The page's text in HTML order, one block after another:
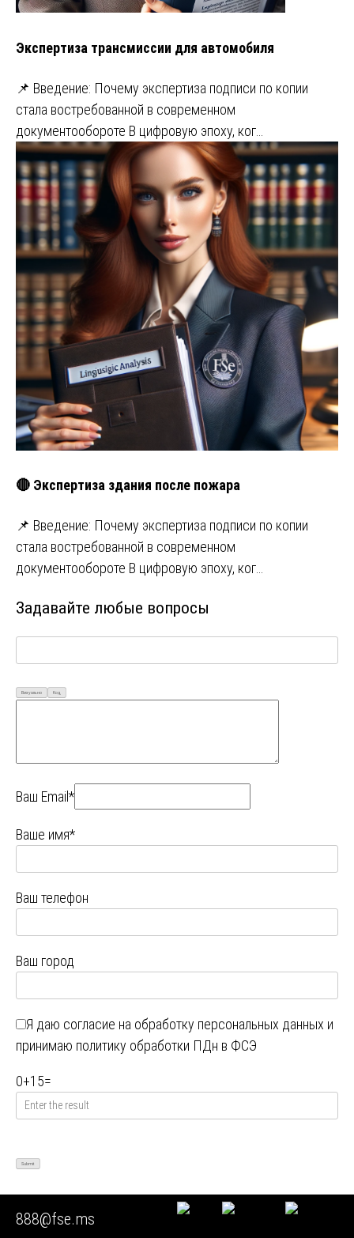
Экспертиза трансмиссии для автомобиля
📌 Введение: Почему экспертиза подписи по копии
стала востребованной в современном
документообороте В цифровую эпоху, ког…
🔴 Экспертиза здания после пожара
📌 Введение: Почему экспертиза подписи по копии
стала востребованной в современном
документообороте В цифровую эпоху, ког…
Задавайте любые вопросы
Визуально Код
Ваш Email*
Ваше имя*
Ваш телефон
Ваш город
Я даю согласие на обработку персональных данных и
принимаю политику обработки ПДн в ФСЭ
0+15=
Юридическая поддержка
888@fse.ms